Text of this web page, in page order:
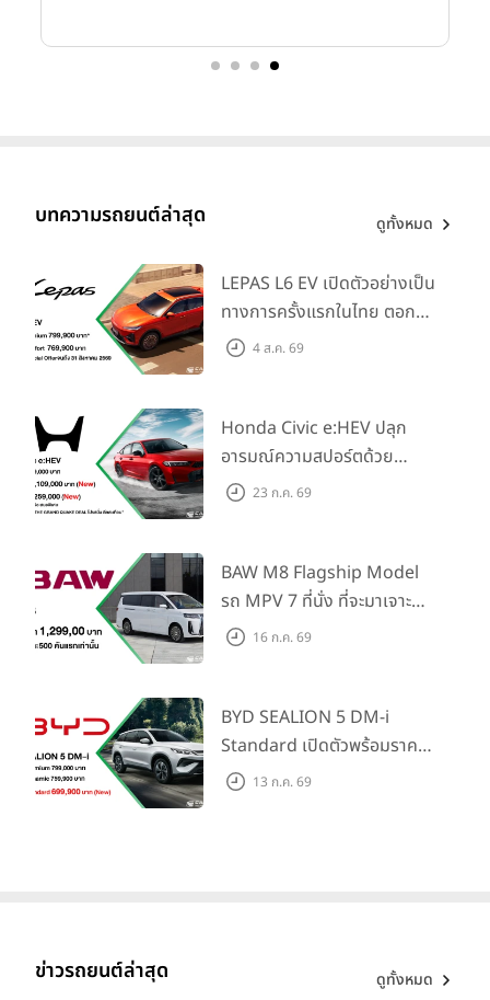
บทความรถยนต์ล่าสุด ดูทั้งหมด
LEPAS L6 EV เปิดตัวอย่างเป็น
ทางการครั้งแรกในไทย ตอกย้ำ
วิสัยทัศน์ “Drive Your
4 ส.ค. 69
Honda Civic e:HEV ปลุก
อารมณ์ความสปอร์ตด้วย
Honda S+ Shift ครั้งแรกใน
Traffic Monitor เพียงจอง
ภายใน 31 ก.ค. 2569 รับบัตร
น้ำมันมูลค่า 10,000 บาท
23 ก.ค. 69
BAW M8 Flagship Model
รถ MPV 7 ที่นั่ง ที่จะมาเจาะ
ตลาดครอบครัวและองค์กรยุค
แรก)
16 ก.ค. 69
BYD SEALION 5 DM-i
Standard เปิดตัวพร้อมราคา
คาดการณ์ 699,900 บาท รุ่น
13 ก.ค. 69
ข่าวรถยนต์ล่าสุด ดูทั้งหมด